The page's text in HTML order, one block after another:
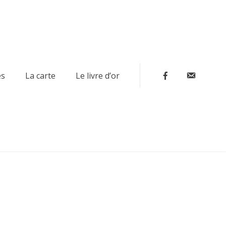
La carte
Le livre d’or
Contact